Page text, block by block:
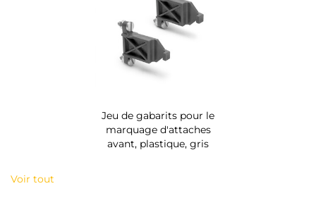
Jeu de gabarits pour le
marquage d'attaches
avant, plastique, gris
Voir tout